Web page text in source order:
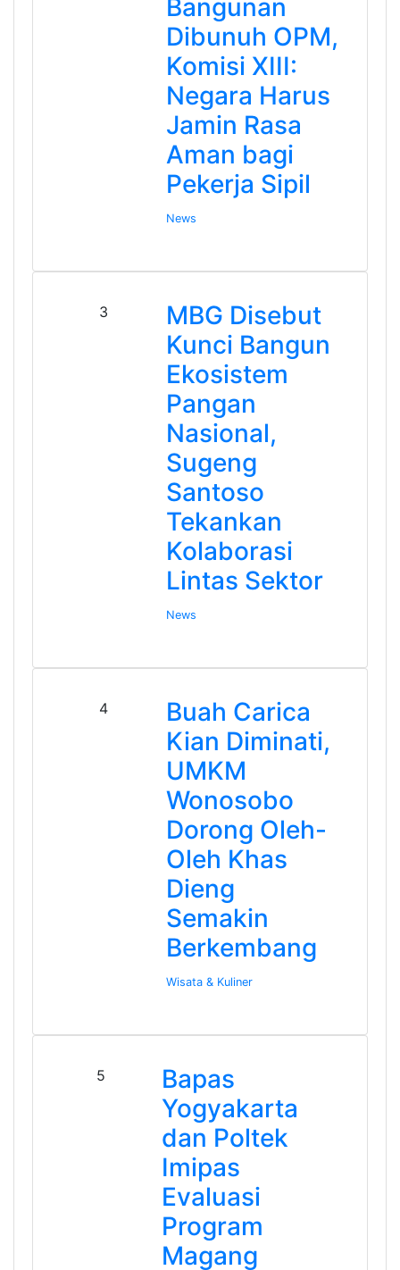
Bangunan
Dibunuh OPM,
Komisi XIII:
Negara Harus
Jamin Rasa
Aman bagi
Pekerja Sipil
News
3
MBG Disebut
Kunci Bangun
Ekosistem
Pangan
Nasional,
Sugeng
Santoso
Tekankan
Kolaborasi
Lintas Sektor
News
4
Buah Carica
Kian Diminati,
UMKM
Wonosobo
Dorong Oleh-
Oleh Khas
Dieng
Semakin
Berkembang
Wisata & Kuliner
5
Bapas
Yogyakarta
dan Poltek
Imipas
Evaluasi
Program
Magang